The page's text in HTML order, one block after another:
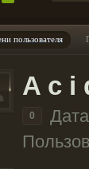
пользователя
A c i
0